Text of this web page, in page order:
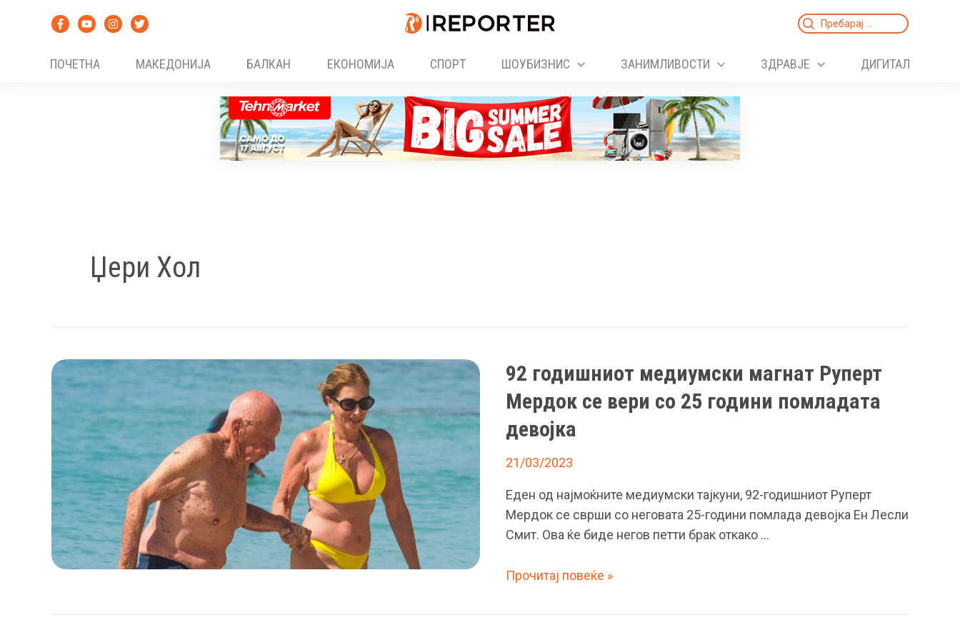
Search
ПОЧЕТНА
МАКЕДОНИЈА БАЛКАН ЕКОНОМИЈА СПОРТ ШОУБИЗНИС ЗАНИМЛИВОСТИ ЗДРАВЈЕ ДИГИТАЛ
Џери Хол
92 годишниот медиумски магнат Руперт
Мердок се вери со 25 години помладата
девојка
21/03/2023
Еден од најмоќните медиумски тајкуни, 92-годишниот Руперт
Мердок се сврши со неговата 25-години помлада девојка Ен Лесли
Смит. Ова ќе биде негов петти брак откако …
92
медиумски
Прочитај повеќе »